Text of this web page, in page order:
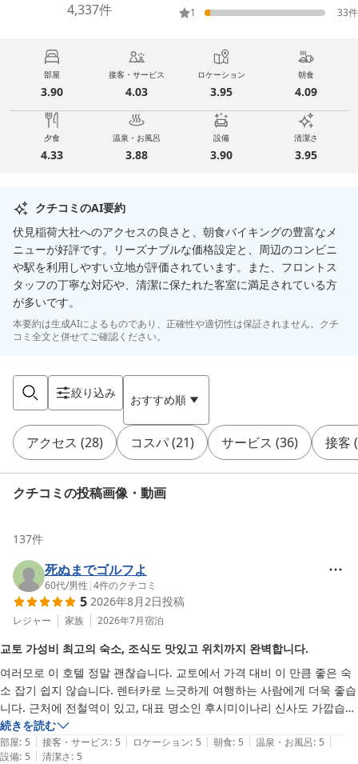
4,337件
1
33件
部屋
3.90
接客・サービス
4.03
ロケーション
3.95
朝食
4.09
夕食
4.33
温泉・お風呂
3.88
設備
3.90
清潔さ
3.95
クチコミのAI要約
伏見稲荷大社へのアクセスの良さと、朝食バイキングの豊富なメ
ニューが好評です。リーズナブルな価格設定と、周辺のコンビニ
や駅を利用しやすい立地が評価されています。また、フロントス
タッフの丁寧な対応や、清潔に保たれた客室に満足されている方
が多いです。
本要約は生成AIによるものであり、正確性や適切性は保証されません。クチ
コミ全文と併せてご確認ください。
絞り込み おすすめ順
アクセス (28) コスパ(21) サービス (36) 接客 (
クチコミの投稿画像・動画
137件
死ぬまでゴルフよ
60代/男性 |4件のクチコミ
5 2026年8月2日投稿
レジャー 家族 2026年7月宿泊
교토 가성비 최고의 숙소, 조식도 맛있고 위치까지 완벽합니다.
여러모로 이 호텔 정말 괜찮습니다. 교토에서 가격 대비 이 만큼 좋은 숙
소 잡기 쉽지 않습니다. 렌터카로 느긋하게 여행하는 사람에게 더욱 좋습
니다. 근처에 전철역이 있고, 대표 명소인 후시미이나리 신사도 가깝습니
다. 조식도 맛있습니다. 추천합니다~~!!
続きを読む
部屋: 5 | 接客・サービス: 5 | ロケーション: 5 | 朝食: 5 | 温泉・お風呂: 5 |
設備: 5 | 清潔さ: 5